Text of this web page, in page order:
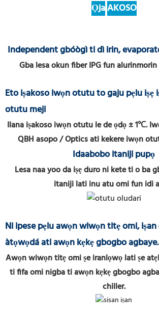
ỌjaAKOSO
Independent gbóògì ti dì irin,
Gba lesa okun fiber IPG fun
Eto iṣakoso iwọn otutu to gaju pẹlu iṣẹ
otutu meji
Ilana iṣakoso iwọn otutu le de ọdọ± 1℃.
QBH asopo / Optics ati kekere iwọn
Idaabobo itaniji pupọ
Lesa naa yoo da iṣẹ duro ni kete ti o ba
itaniji lati inu atu omi fun idi
Ni ipese pẹlu awọn wiwọn titẹ omi,
àtọwọdá ati awọn kẹkẹ gbogbo agbaye.
Awọn wiwọn titẹ omi ṣe iranlọwọ lati ṣe
ti fifa omi nigba ti awọn kẹkẹ gbogbo
chiller.